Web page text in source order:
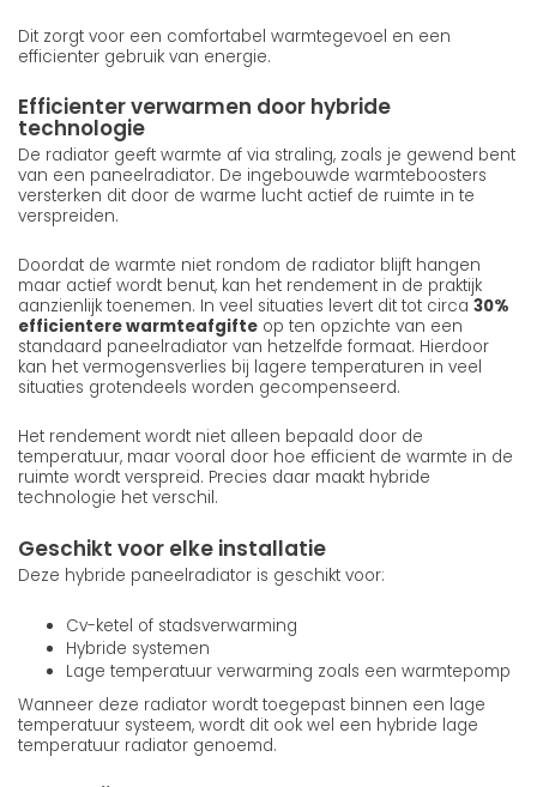
Dit zorgt voor een comfortabel warmtegevoel en een
efficienter gebruik van energie.
Efficienter verwarmen door hybride
technologie
De radiator geeft warmte af via straling, zoals je gewend bent
van een paneelradiator. De ingebouwde warmteboosters
versterken dit door de warme lucht actief de ruimte in te
verspreiden.
Doordat de warmte niet rondom de radiator blijft hangen
maar actief wordt benut, kan het rendement in de praktijk
aanzienlijk toenemen. In veel situaties levert dit tot circa 30%
efficientere warmteafgifte op ten opzichte van een
standaard paneelradiator van hetzelfde formaat. Hierdoor
kan het vermogensverlies bij lagere temperaturen in veel
situaties grotendeels worden gecompenseerd.
Het rendement wordt niet alleen bepaald door de
temperatuur, maar vooral door hoe efficient de warmte in de
ruimte wordt verspreid. Precies daar maakt hybride
technologie het verschil.
Geschikt voor elke installatie
Deze hybride paneelradiator is geschikt voor:
Cv-ketel of stadsverwarming
Hybride systemen
Lage temperatuur verwarming zoals een warmtepomp
Wanneer deze radiator wordt toegepast binnen een lage
temperatuur systeem, wordt dit ook wel een hybride lage
temperatuur radiator genoemd.